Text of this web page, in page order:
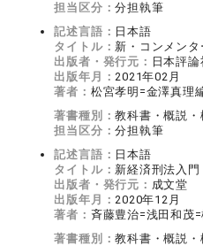
担当区分：分担執筆
記述言語： 日本語
タイトル： 新・コンメンタ
出版者・発行元： 日本評論
出版年月：2021年02月
著者： 松宮孝明=金澤真理
著書種別：教科書・概説・
担当区分：分担執筆
記述言語： 日本語
タイトル： 新経済刑法入門
出版者・発行元： 成文堂
出版年月：2020年12月
著者： 斉藤豊治=浅田和茂
著書種別：教科書・概説・